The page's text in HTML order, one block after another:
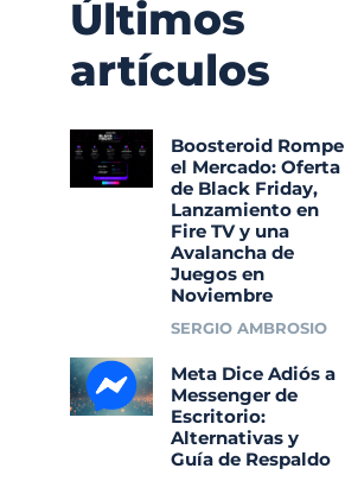
Últimos
artículos
Boosteroid Rompe
el Mercado: Oferta
de Black Friday,
Lanzamiento en
Fire TV y una
Avalancha de
Juegos en
Noviembre
SERGIO AMBROSIO
Meta Dice Adiós a
Messenger de
Escritorio:
Alternativas y
Guía de Respaldo